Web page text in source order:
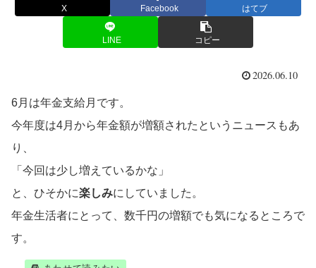
X Facebook はてブ
LINE コピー
2026.06.10
6月は年金支給月です。
今年度は4月から年金額が増額されたというニュースもあ
り、
「今回は少し増えているかな」
と、ひそかに楽しみにしていました。
年金生活者にとって、数千円の増額でも気になるところで
す。